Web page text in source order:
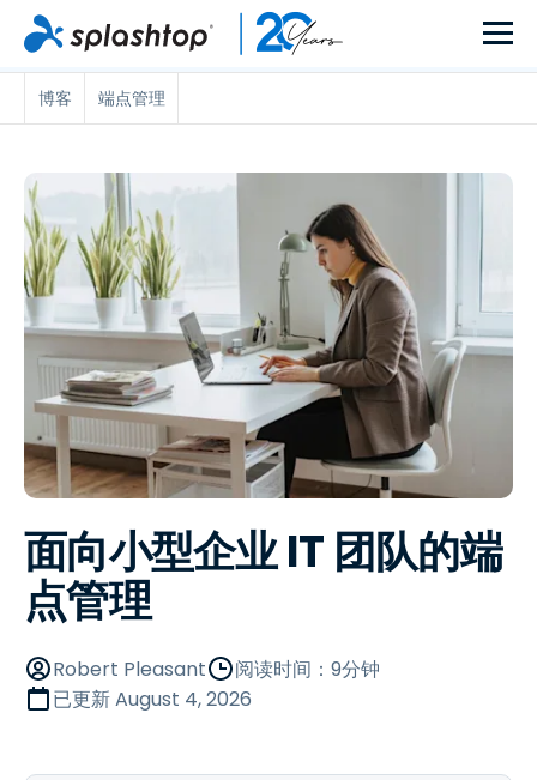
博客 端点管理
面向小型企业 IT 团队的端
点管理
Robert Pleasant
阅读时间：9分钟
已更新August 4, 2026